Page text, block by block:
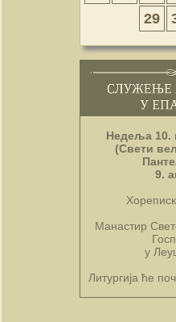
29
Недеља 10.
(Свети
9.
Манастир
у
Литургија ће